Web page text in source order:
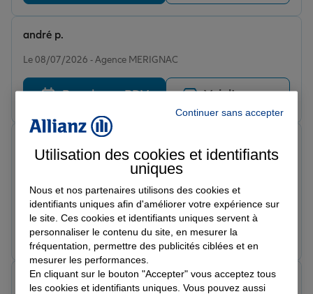
Le 08/07/2026 - Agence MERIGNAC
andré p.
Prendre un RDV Voir l'agence
Note de 5 sur 5
Le 08/06/2026 - Agence MERIGNAC
Mon conseiller Andrieu et vraiment à l’écoute chaque
fois il trouve une solution et répond rapidement pour
des documents où elle une simple question. Enfin un
assureur qui et fiable Merci à eux
Prendre un RDV Voir l'agence
Note de 5 sur 5
zaza y.
Continuer sans accepter
Utilisation des cookies et identifiants
uniques
Nous et nos partenaires utilisons des cookies et
identifiants uniques afin d'améliorer votre expérience sur
le site. Ces cookies et identifiants uniques servent à
personnaliser le contenu du site, en mesurer la
fréquentation, permettre des publicités ciblées et en
mesurer les performances.
En cliquant sur le bouton "Accepter" vous acceptez tous
les cookies et identifiants uniques. Vous pouvez aussi